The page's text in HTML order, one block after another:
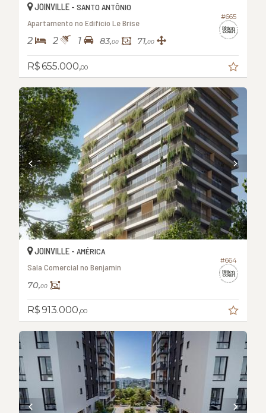
#665
JOINVILLE - SANTO ANTÔNIO
Apartamento no Edifício Le Brise
2 2 1 83,00 71,00
R$ 655.000,00
#664
JOINVILLE - AMÉRICA
Sala Comercial no Benjamin
70,00
R$ 913.000,00